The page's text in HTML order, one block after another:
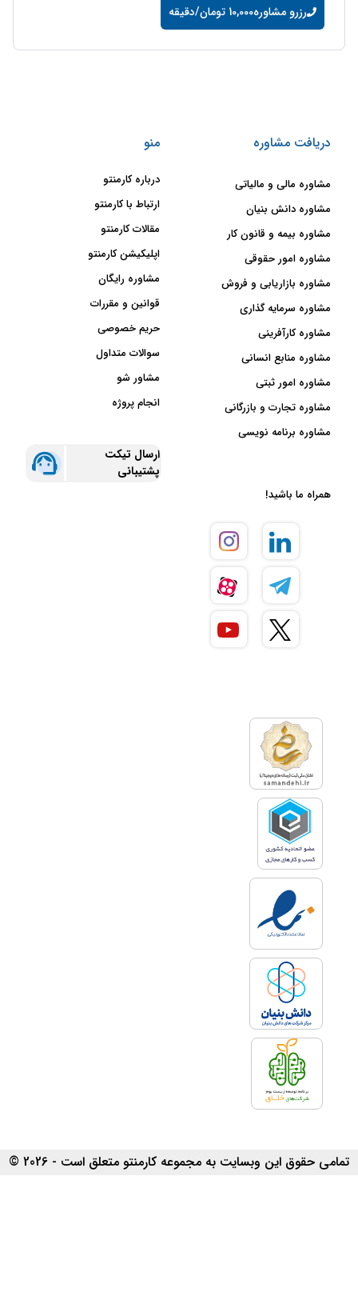
رزرو مشاوره10,000 تومان/دقیقه
دریافت مشاوره
مشاوره مالی و مالیاتی
مشاوره دانش بنیان
مشاوره بیمه و قانون کار
مشاوره امور حقوقی
مشاوره بازاریابی و فروش
مشاوره سرمایه گذاری
مشاوره کارآفرینی
مشاوره منابع انسانی
مشاوره امور ثبتی
مشاوره تجارت و بازرگانی
مشاوره برنامه نویسی
منو
درباره کارمنتو
ارتباط با کارمنتو
مقالات کارمنتو
اپلیکیشن کارمنتو
مشاوره رایگان
قوانین و مقررات
حریم خصوصی
سوالات متداول
مشاور شو
انجام پروژه
ارسال تیکت
پشتیبانی
همراه ما باشید!
تمامی حقوق این وبسایت به مجموعه کارمنتو متعلق است - 2026 ©